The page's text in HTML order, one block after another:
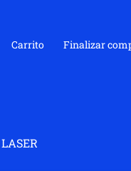
Carrito Finalizar